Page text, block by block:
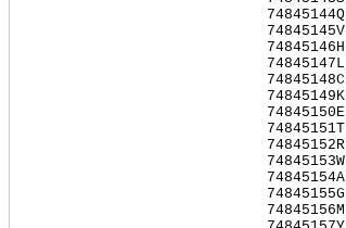
74845144Q
74845145V
74845146H
74845147L
74845148C
74845149K
74845150E
74845151T
74845152R
74845153W
74845154A
74845155G
74845156M